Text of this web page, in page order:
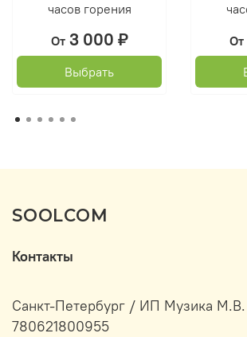
часов горения
От 3 000 ₽
Выбрать
От
SOOLCOM
Контакты
Санкт-Петербург / ИП Музика
780621800955